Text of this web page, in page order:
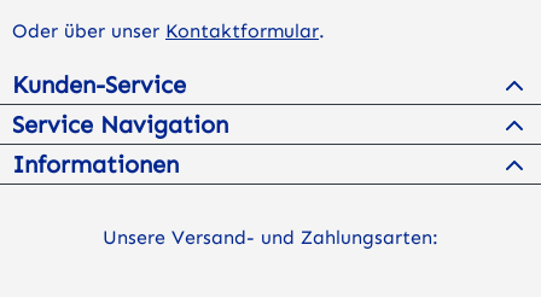
Oder über unser Kontaktformular.
Kunden-Service
Service Navigation
Informationen
Unsere Versand- und Zahlungsarten: